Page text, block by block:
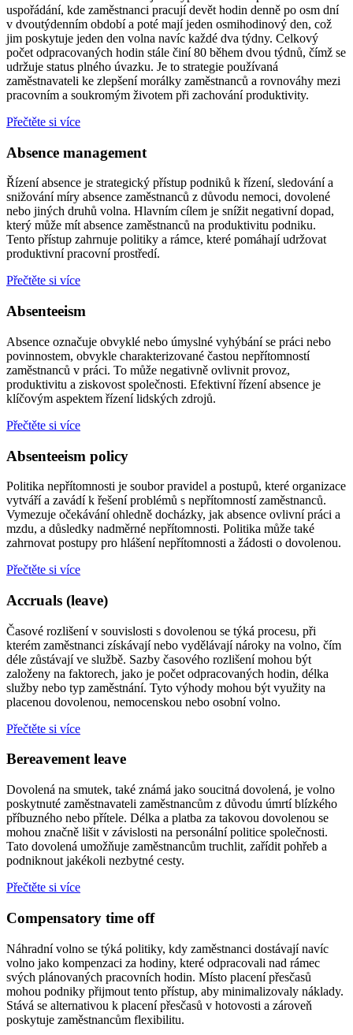
uspořádání, kde zaměstnanci pracují devět hodin denně po osm dní
v dvoutýdenním období a poté mají jeden osmihodinový den, což
jim poskytuje jeden den volna navíc každé dva týdny. Celkový
počet odpracovaných hodin stále činí 80 během dvou týdnů, čímž se
udržuje status plného úvazku. Je to strategie používaná
zaměstnavateli ke zlepšení morálky zaměstnanců a rovnováhy mezi
pracovním a soukromým životem při zachování produktivity.
Přečtěte si více
Absence management
Řízení absence je strategický přístup podniků k řízení, sledování a
snižování míry absence zaměstnanců z důvodu nemoci, dovolené
nebo jiných druhů volna. Hlavním cílem je snížit negativní dopad,
který může mít absence zaměstnanců na produktivitu podniku.
Tento přístup zahrnuje politiky a rámce, které pomáhají udržovat
produktivní pracovní prostředí.
Přečtěte si více
Absenteeism
Absence označuje obvyklé nebo úmyslné vyhýbání se práci nebo
povinnostem, obvykle charakterizované častou nepřítomností
zaměstnanců v práci. To může negativně ovlivnit provoz,
produktivitu a ziskovost společnosti. Efektivní řízení absence je
klíčovým aspektem řízení lidských zdrojů.
Přečtěte si více
Absenteeism policy
Politika nepřítomnosti je soubor pravidel a postupů, které organizace
vytváří a zavádí k řešení problémů s nepřítomností zaměstnanců.
Vymezuje očekávání ohledně docházky, jak absence ovlivní práci a
mzdu, a důsledky nadměrné nepřítomnosti. Politika může také
zahrnovat postupy pro hlášení nepřítomnosti a žádosti o dovolenou.
Přečtěte si více
Accruals (leave)
Časové rozlišení v souvislosti s dovolenou se týká procesu, při
kterém zaměstnanci získávají nebo vydělávají nároky na volno, čím
déle zůstávají ve službě. Sazby časového rozlišení mohou být
založeny na faktorech, jako je počet odpracovaných hodin, délka
služby nebo typ zaměstnání. Tyto výhody mohou být využity na
placenou dovolenou, nemocenskou nebo osobní volno.
Přečtěte si více
Bereavement leave
Dovolená na smutek, také známá jako soucitná dovolená, je volno
poskytnuté zaměstnavateli zaměstnancům z důvodu úmrtí blízkého
příbuzného nebo přítele. Délka a platba za takovou dovolenou se
mohou značně lišit v závislosti na personální politice společnosti.
Tato dovolená umožňuje zaměstnancům truchlit, zařídit pohřeb a
podniknout jakékoli nezbytné cesty.
Přečtěte si více
Compensatory time off
Náhradní volno se týká politiky, kdy zaměstnanci dostávají navíc
volno jako kompenzaci za hodiny, které odpracovali nad rámec
svých plánovaných pracovních hodin. Místo placení přesčasů
mohou podniky přijmout tento přístup, aby minimalizovaly náklady.
Stává se alternativou k placení přesčasů v hotovosti a zároveň
poskytuje zaměstnancům flexibilitu.